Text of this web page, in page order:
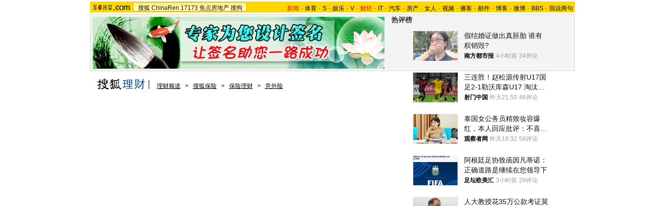
搜狐 ChinaRen 17173 焦点房地产 搜狗 新闻 - 体育 - S - 娱乐 - V - 财经 - IT - 汽车 - 房产 - 女人 - 视频 - 播客 - 邮件 - 博客 - 微博 - BBS - 我说两句
热评榜
假结婚证做出真胚胎 谁有
权销毁?
南方都市报 4小时前 34评论
三连胜！赵松源传射U17国
足2-1勒沃库森U17 淘汰赛
将战河床
射门中国 昨天21:50 46评论
泰国女公务员精致妆容爆
红，本人回应批评：不喜欢
就别看
观察者网 昨天18:32 58评论
阿根廷足协致函因凡蒂诺：
正确道路是继续在您领导下
足坛欧美汇 3小时前 29评论
人大教授花35万公款考证莫
理财频道 > 搜狐保险 > 保险理财 > 意外险